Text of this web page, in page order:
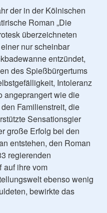
der in der Kölnischen
Roman „Die
überzeichneten
nur scheinbar
entzündet,
des Spießbürgertums
Intoleranz
angeprangert wie die
Familienstreit, die
Sensationsgier
große Erfolg bei den
entstehen, den Roman
regierenden
auf ihre vom
ebenso wenig
bewirkte das